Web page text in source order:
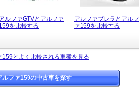
アルファGTVとアルファ
159を比較する
アルファブレラとアルフ
ァ159を比較する
159とよく比較される車種を見る
ルファ159の中古車を探す